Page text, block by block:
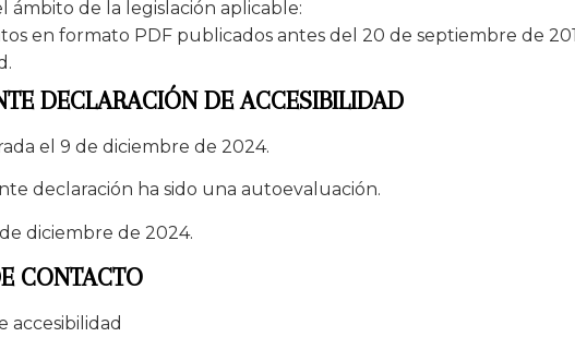
de la legislación aplicable:
en formato PDF publicados antes del 20 de septiembre de
DECLARACIÓN DE ACCESIBILIDAD
el 9 de diciembre de 2024.
declaración ha sido una autoevaluación.
diciembre de 2024.
CONTACTO
accesibilidad